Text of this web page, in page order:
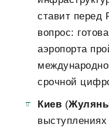
ставит перед
вопрос:
аэропорта
срочной
Киев (